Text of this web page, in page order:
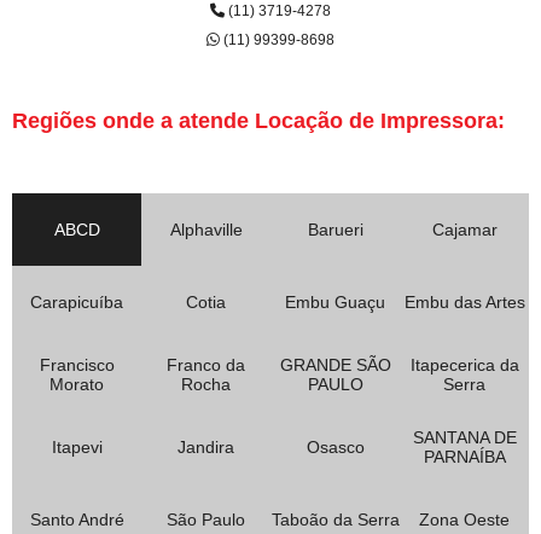
(11) 3719-4278
(11) 99399-8698
Regiões onde a atende Locação de Impressora:
ABCD Alphaville Barueri Cajamar
Carapicuíba Cotia Embu Guaçu Embu das Artes
Francisco
Morato
Franco da
Rocha
GRANDE SÃO
PAULO
Itapecerica da
Serra
Itapevi Jandira Osasco
SANTANA DE
PARNAÍBA
Santo André São Paulo Taboão da Serra Zona Oeste